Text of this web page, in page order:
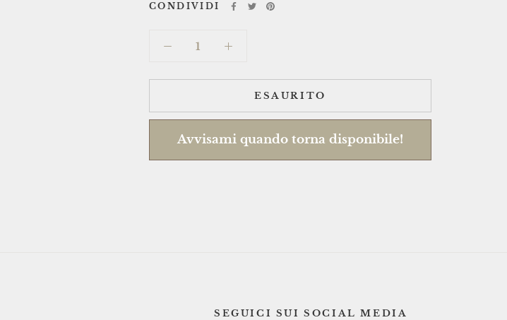
CONDIVIDI
ESAURITO
Avvisami quando torna disponibile!
SEGUICI SUI SOCIAL MEDIA